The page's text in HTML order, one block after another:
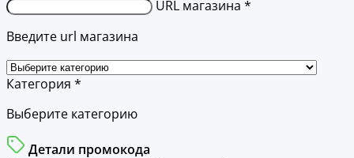
URL магазина *
Введите url магазина
Категория *
Выберите категорию
Детали промокода